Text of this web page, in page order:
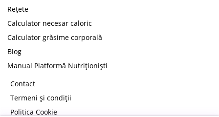
Rețete
Calculator necesar caloric
Calculator grăsime corporală
Blog
Manual Platformă Nutriționiști
Contact
Termeni și condiții
Politica Cookie